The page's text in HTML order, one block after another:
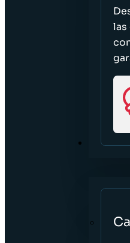
las